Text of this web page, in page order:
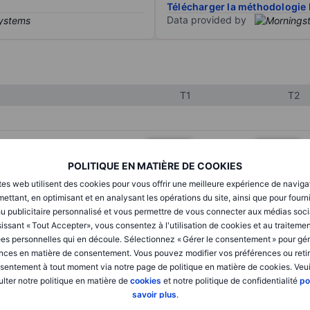
POLITIQUE EN MATIÈRE DE COOKIES
web utilisent des cookies pour vous offrir une meilleure expérience de
en optimisant et en analysant les opérations du site, ainsi que pour
publicitaire personnalisé et vous permettre de vous connecter aux médias
« Tout Accepter», vous consentez à l'utilisation de cookies et au
personnelles qui en découle. Sélectionnez « Gérer le consentement » pour
en matière de consentement. Vous pouvez modifier vos préférences ou
à tout moment via notre page de politique en matière de cookies.
notre politique en matière de cookies et notre politique de confidentialité
savoir plus.
Télécharger la méthodologie
Data provided by
T1 T2
XXXXXXX XXXXXXX
XXXXXXX
XXXXXXX XXXXXXX
XXXXXXX XXXXXXX
XXXXXXX XXXXXXX